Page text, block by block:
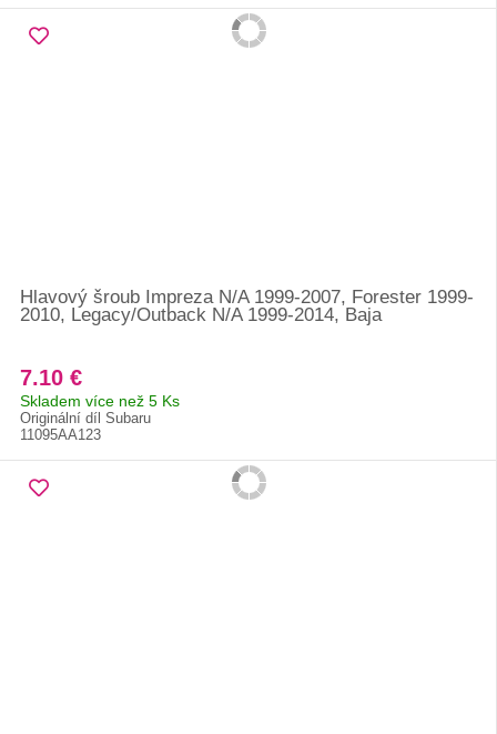
Hlavový šroub Impreza N/A 1999-2007, Forester 1999-
2010, Legacy/Outback N/A 1999-2014, Baja
7.10 €
Skladem více než 5 Ks
Originální díl Subaru
11095AA123